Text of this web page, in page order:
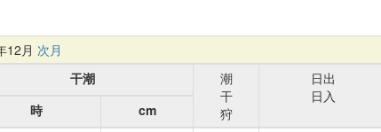
月 次月
干潮
潮
干
狩
日出
日入
時
cm